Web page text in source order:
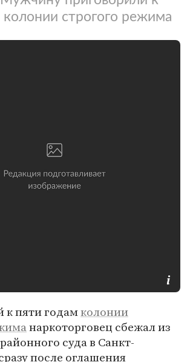
колонии строгого режима
пяти годамколонии
наркоторговец сбежал из
суда в Санкт-
после оглашения